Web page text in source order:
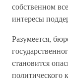
собственном
интересы
Разумеется,
становится
политического